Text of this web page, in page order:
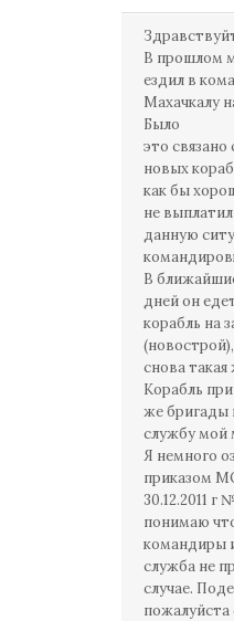
В прошлом
ездил в
Махачкалу
Было
это связано
новых
как бы
не
данную
В
дней он
корабль на
снова
Корабль
же бригады
службу мой
Я немного
приказом
30.12.2011 г
понимаю
командиры
служба не
случае.
пожалуйста